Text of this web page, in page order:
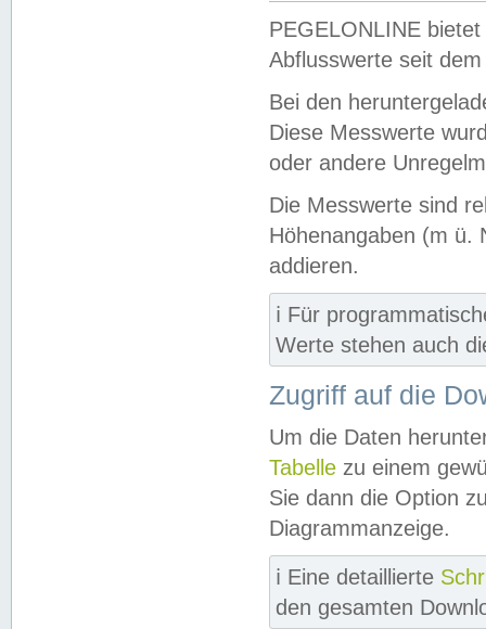
PEGELONLINE
Abflusswerte seit
Bei den
Diese Messwerte
oder andere
Die Messwerte sind
Höhenangaben (m ü.
addieren.
ℹ️ Für
Werte stehen auch
Zugriff auf die
Um die Daten
Tabelle zu einem
Sie dann die Option
Diagrammanzeige.
ℹ️ Eine detaillierte
den gesamten